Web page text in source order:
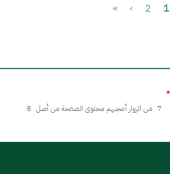
Current page
1 الصفحة
2 الصفحة التالية›
Last page
»
7 من الزوار أعجبهم محتوى الصفحة من أصل 8